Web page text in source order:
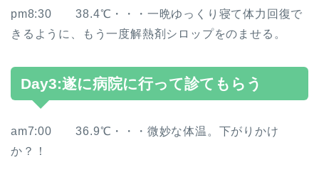
pm8:30 38.4℃・・・一晩ゆっくり寝て体力回復で
きるように、もう一度解熱剤シロップをのませる。
Day3:遂に病院に行って診てもらう
am7:00 36.9℃・・・微妙な体温。下がりかけ
か？！